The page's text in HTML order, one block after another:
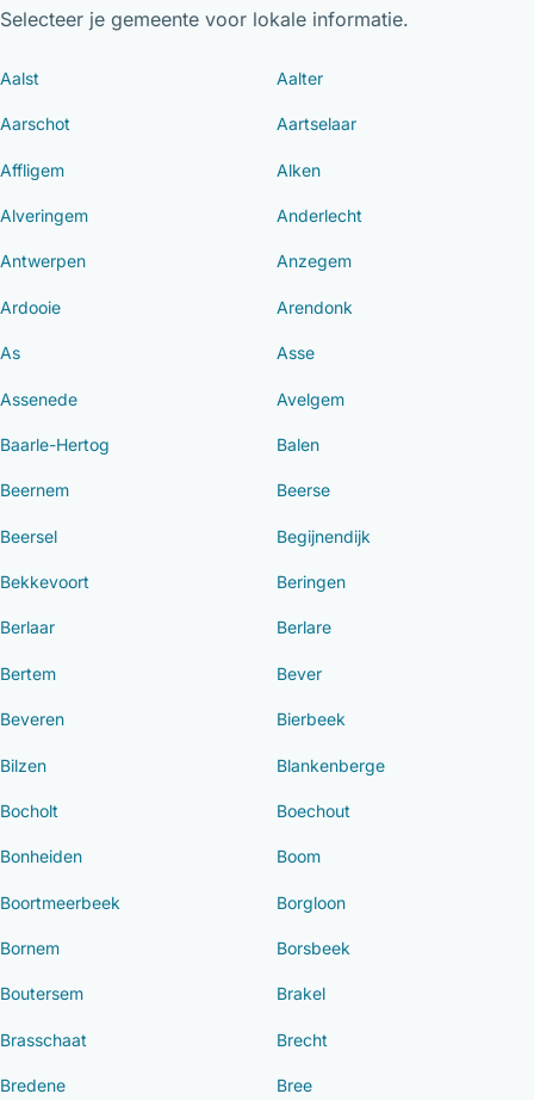
Selecteer je gemeente voor lokale informatie.
Aalst Aalter
Aarschot Aartselaar
Affligem Alken
Alveringem Anderlecht
Antwerpen Anzegem
Ardooie Arendonk
As Asse
Assenede Avelgem
Baarle-Hertog Balen
Beernem Beerse
Beersel Begijnendijk
Bekkevoort Beringen
Berlaar Berlare
Bertem Bever
Beveren Bierbeek
Bilzen Blankenberge
Bocholt Boechout
Bonheiden Boom
Boortmeerbeek Borgloon
Bornem Borsbeek
Boutersem Brakel
Brasschaat Brecht
Bredene Bree